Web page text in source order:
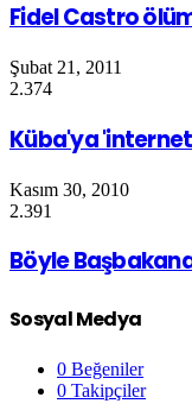
Fidel Castro
Şubat 21, 2011
2.374
Küba'ya
Kasım 30, 2010
2.391
Böyle
Sosyal Medya
0 Beğeniler
0 Takipçiler